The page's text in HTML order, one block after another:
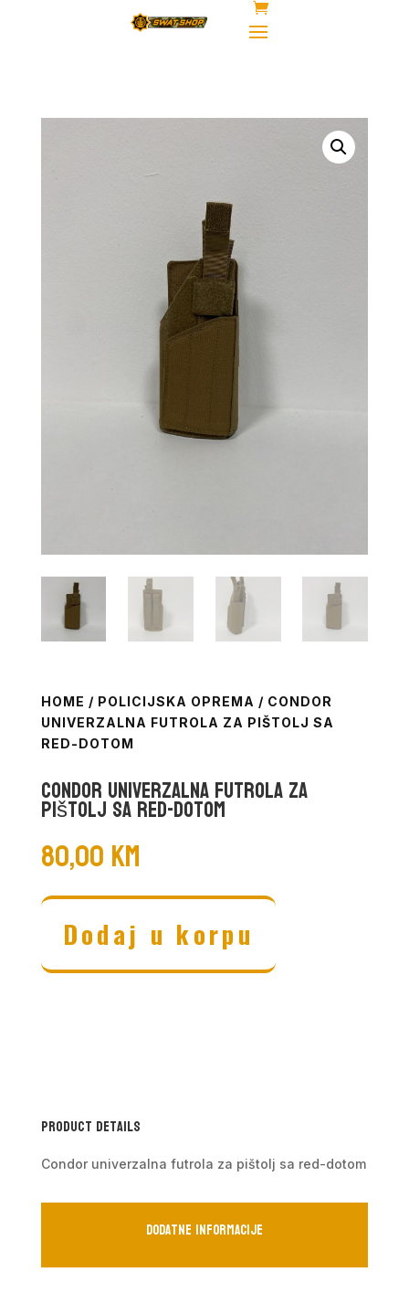
HOME / POLICIJSKA OPREMA / CONDOR
UNIVERZALNA FUTROLA ZA PIŠTOLJ SA
RED-DOTOM
Condor univerzalna futrola za
pištolj sa red-dotom
80,00KM
Dodaj u korpu
Product Details
Condor univerzalna futrola za pištolj sa red-dotom
Dodatne informacije